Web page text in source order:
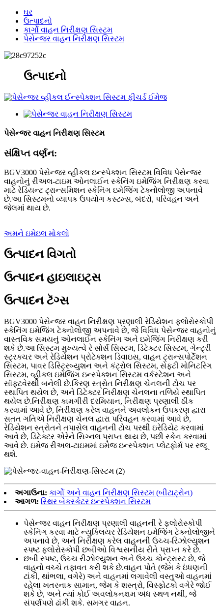
ઘર
ઉત્પાદનો
કાર્ગો વાહન નિરીક્ષણ સિસ્ટમ
પેસેન્જર વાહન નિરીક્ષણ સિસ્ટમ
ઉત્પાદનો
પેસેન્જર વાહન નિરીક્ષણ સિસ્ટમ
સંક્ષિપ્ત વર્ણન:
BGV3000 પેસેન્જર વ્હીકલ ઇન્સ્પેક્શન સિસ્ટમ વિવિધ પેસેન્જર
વાહનોનું રીઅલ-ટાઇમ ઓનલાઈન સ્કેનિંગ ઇમેજિંગ નિરીક્ષણ કરવા
માટે રેડિયન્ટ ટ્રાન્સમિશન સ્કેનિંગ ઇમેજિંગ ટેક્નોલોજી અપનાવે
છે.આ સિસ્ટમનો વ્યાપક ઉપયોગ કસ્ટમ્સ, બંદરો, પરિવહન અને
જેલમાં થાય છે.
અમને ઇમેઇલ મોકલો
ઉત્પાદન વિગતો
ઉત્પાદન હાઇલાઇટ્સ
ઉત્પાદન ટૅગ્સ
BGV3000 પેસેન્જર વાહન નિરીક્ષણ પ્રણાલી રેડિયેશન ફ્લોરોસ્કોપી
સ્કેનિંગ ઇમેજિંગ ટેક્નોલોજી અપનાવે છે, જે વિવિધ પેસેન્જર વાહનોનું
વાસ્તવિક સમયનું ઓનલાઈન સ્કેનિંગ અને ઇમેજિંગ નિરીક્ષણ કરી
શકે છે.આ સિસ્ટમ મુખ્યત્વે રે સોર્સ સિસ્ટમ, ડિટેક્ટર સિસ્ટમ, ગેન્ટ્રી
સ્ટ્રક્ચર અને રેડિયેશન પ્રોટેક્શન ડિવાઇસ, વાહન ટ્રાન્સપોર્ટેશન
સિસ્ટમ, પાવર ડિસ્ટ્રિબ્યુશન અને કંટ્રોલ સિસ્ટમ, સેફ્ટી મોનિટરિંગ
સિસ્ટમ, વ્હીકલ ઇમેજિંગ ઇન્સ્પેક્શન સિસ્ટમ વર્કસ્ટેશન અને
સૉફ્ટવેરથી બનેલી છે.કિરણ સ્ત્રોત નિરીક્ષણ ચેનલની ટોચ પર
સ્થાપિત થયેલ છે, અને ડિટેક્ટર નિરીક્ષણ ચેનલના તળિયે સ્થાપિત
થયેલ છે.નિરીક્ષણ કામગીરી દરમિયાન, નિરીક્ષણ પ્રણાલી ઠીક
કરવામાં આવે છે, નિરીક્ષણ કરેલ વાહનને અવલોકન ઉપકરણ દ્વારા
સતત ગતિએ નિરીક્ષણ ચેનલ દ્વારા પરિવહન કરવામાં આવે છે,
રેડિયેશન સ્ત્રોતને તપાસેલ વાહનની ટોચ પરથી ઇરેડિયેટ કરવામાં
આવે છે, ડિટેક્ટર એરેને સિગ્નલ પ્રાપ્ત થાય છે, પછી સ્કેન કરવામાં
આવે છે. ઇમેજ રીઅલ-ટાઇમમાં ઇમેજ ઇન્સ્પેક્શન પ્લેટફોર્મ પર રજૂ
થશે.
અગાઉના: કાર્ગો અને વાહન નિરીક્ષણ સિસ્ટમ (બીટાટ્રોન)
આગળ: સ્થિર બેકસ્કેટર ઇન્સ્પેક્શન સિસ્ટમ
પેસેન્જર વાહન નિરીક્ષણ પ્રણાલી વાહનની રે ફ્લોરોસ્કોપી
સ્કેનિંગ કરવા માટે ન્યુક્લિયર રેડિયેશન ઇમેજિંગ ટેક્નોલોજીને
અપનાવે છે, અને નિરીક્ષણ કરેલ વાહનની ઉચ્ચ-રિઝોલ્યુશન
સ્પષ્ટ ફ્લોરોસ્કોપી છબીઓ વિશ્વસનીય રીતે પ્રાપ્ત કરે છે.
છબી સ્પષ્ટ, ઉચ્ચ રીઝોલ્યુશન અને ઉચ્ચ કોન્ટ્રાસ્ટ છે, જે
વાહનો વચ્ચે તફાવત કરી શકે છે.વાહન પોતે (જેમ કે ઇંધણની
ટાંકી, થાંભલા, વગેરે) અને વાહનમાં લગાવેલી વસ્તુઓ વાહનમાં
રહેલા ખતરનાક સામાન, જેમ કે શસ્ત્રો, વિસ્ફોટકો વગેરે જોઈ
શકે છે, અને ત્યાં કોઈ અવલોકનક્ષમ અંધ સ્થળ નથી, જે
સંપૂર્ણપણે ઢાંકી શકે. સમગ્ર વાહન.